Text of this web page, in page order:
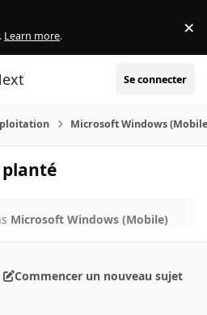
Learn more. ×
Se connecter
Microsoft Windows
planté
Microsoft Windows (Mobile)
Commencer un nouveau sujet